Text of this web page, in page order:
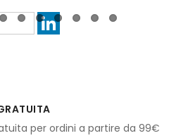
LinkedIn
per ordini a partire da 99€